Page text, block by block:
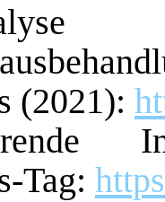
(2021):
Tag: